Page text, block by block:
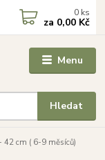
Menu
Hledat
0 ks
za 0,00 Kč
42 cm ( 6-9 měsíců)